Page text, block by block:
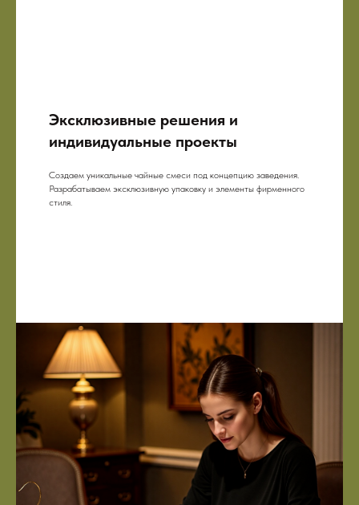
Эксклюзивные решения и
индивидуальные проекты
Создаем уникальные чайные смеси под концепцию заведения.
Разрабатываем эксклюзивную упаковку и элементы фирменного
стиля.